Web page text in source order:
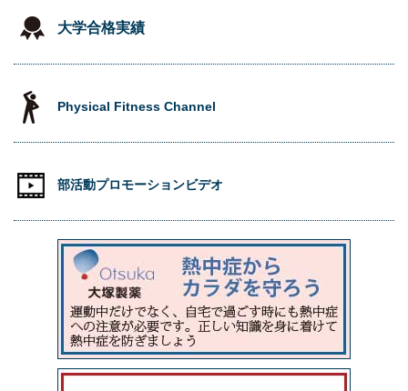
大学合格実績
Physical Fitness Channel
部活動プロモーションビデオ